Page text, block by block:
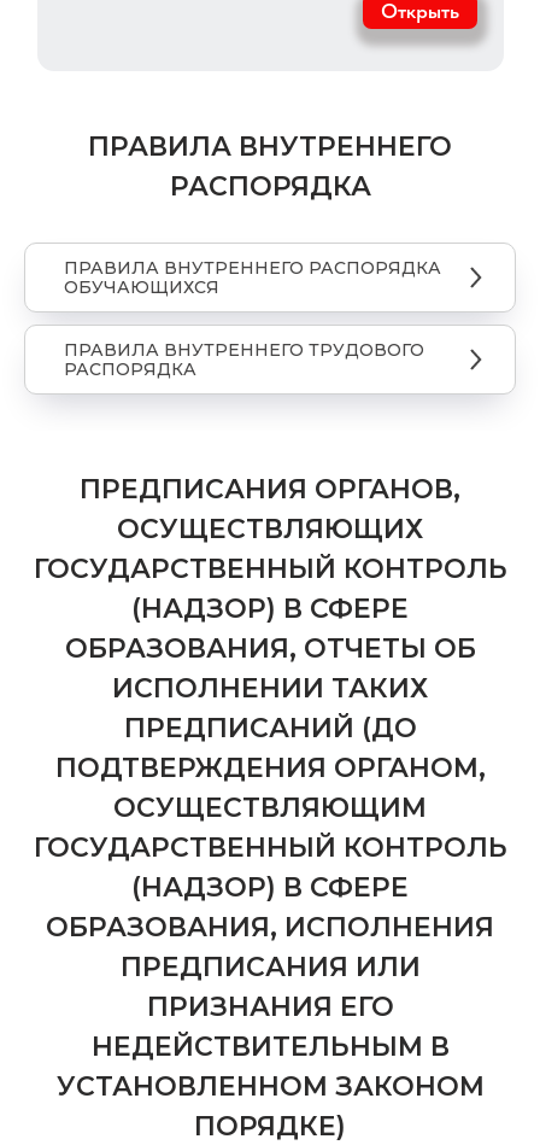
ПРАВИЛА ВНУТРЕННЕГО
РАСПОРЯДКА
ПРАВИЛА ВНУТРЕННЕГО РАСПОРЯДКА
ОБУЧАЮЩИХСЯ
ПРАВИЛА ВНУТРЕННЕГО ТРУДОВОГО
РАСПОРЯДКА
ПРЕДПИСАНИЯ ОРГАНОВ,
ОСУЩЕСТВЛЯЮЩИХ
ГОСУДАРСТВЕННЫЙ КОНТРОЛЬ
(НАДЗОР) В СФЕРЕ
ОБРАЗОВАНИЯ, ОТЧЕТЫ ОБ
ИСПОЛНЕНИИ ТАКИХ
ПРЕДПИСАНИЙ (ДО
ПОДТВЕРЖДЕНИЯ ОРГАНОМ,
ОСУЩЕСТВЛЯЮЩИМ
ГОСУДАРСТВЕННЫЙ КОНТРОЛЬ
(НАДЗОР) В СФЕРЕ
ОБРАЗОВАНИЯ, ИСПОЛНЕНИЯ
ПРЕДПИСАНИЯ ИЛИ
ПРИЗНАНИЯ ЕГО
НЕДЕЙСТВИТЕЛЬНЫМ В
УСТАНОВЛЕННОМ ЗАКОНОМ
ПОРЯДКЕ)